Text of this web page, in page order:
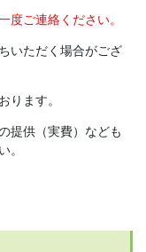
度ご連絡ください。
いただく場合がござ
ります。
提供（実費）なども
。